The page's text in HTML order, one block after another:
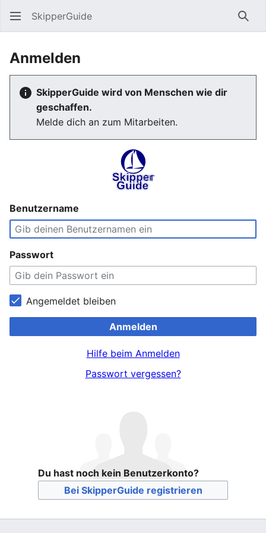
SkipperGuide
Anmelden
SkipperGuide wird von Menschen wie dir
geschaffen.
Melde dich an zum Mitarbeiten.
Benutzername
Passwort
Angemeldet bleiben
Anmelden
Hilfe beim Anmelden
Passwort vergessen?
Du hast noch kein Benutzerkonto?
Bei SkipperGuide registrieren